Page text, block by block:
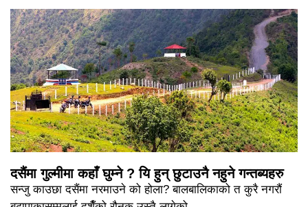
दसैंमा गुल्मीमा कहाँ घुम्ने ? यि हुन् छुटाउनै नहुने गन्तब्यहरु
सन्जु काउछा दसैंमा नरमाउने को होला? बालबालिकाको त कुरै नगरौं